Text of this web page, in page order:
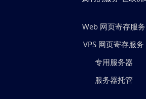
Web 网页寄存服务
VPS 网页寄存服务
专用服务器
服务器托管